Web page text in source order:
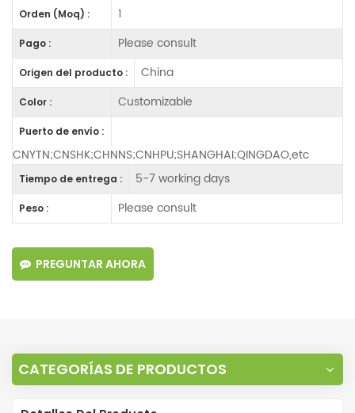
Orden (Moq) : 1
Pago : Please consult
Origen del producto : China
Color : Customizable
Puerto de envío :
CNYTN;CNSHK;CHNNS;CNHPU;SHANGHAI;QINGDAO,etc
Tiempo de entrega : 5-7 working days
Peso : Please consult
PREGUNTAR AHORA
CATEGORÍAS DE PRODUCTOS